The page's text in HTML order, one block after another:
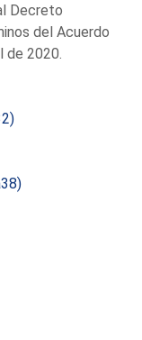
Decreto
del Acuerdo
de 2020.